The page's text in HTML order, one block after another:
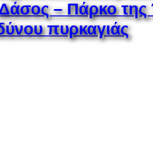
– Πάρκο
πυρκαγιάς